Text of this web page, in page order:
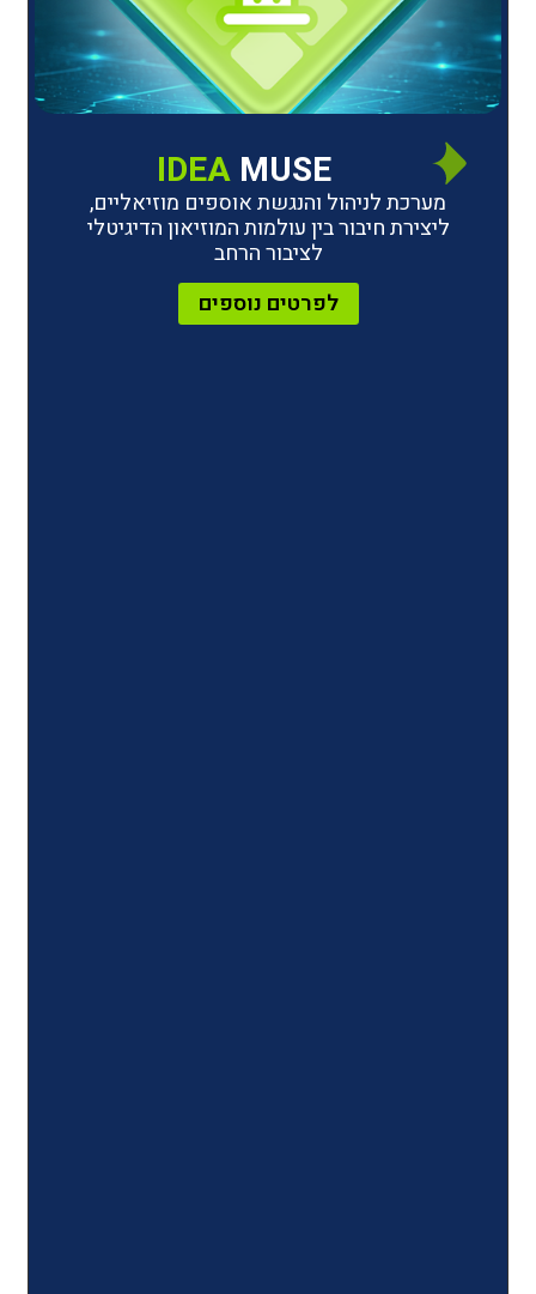
IDEA MUSE
והנגשת אוספים מוזיאליים,
בין עולמות המוזיאון הדיגיטלי